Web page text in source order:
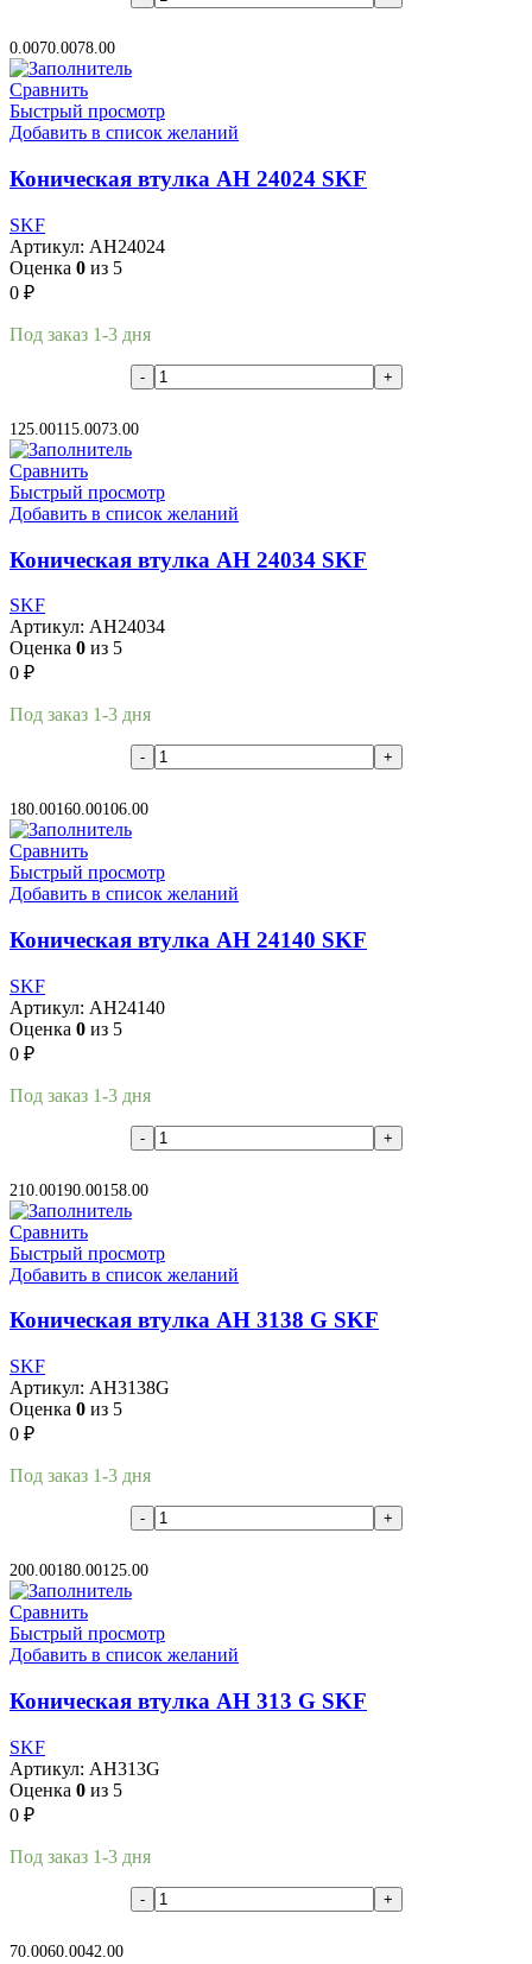
0.0070.0078.00
Сравнить
Быстрый просмотр
Добавить в список желаний
Коническая втулка AH 24024 SKF
SKF
Артикул: AH24024
Оценка 0 из 5
0 ₽
Под заказ 1-3 дня
125.00115.0073.00
Сравнить
Быстрый просмотр
Добавить в список желаний
Коническая втулка AH 24034 SKF
SKF
Артикул: AH24034
Оценка 0 из 5
0 ₽
Под заказ 1-3 дня
180.00160.00106.00
Сравнить
Быстрый просмотр
Добавить в список желаний
Коническая втулка AH 24140 SKF
SKF
Артикул: AH24140
Оценка 0 из 5
0 ₽
Под заказ 1-3 дня
210.00190.00158.00
Сравнить
Быстрый просмотр
Добавить в список желаний
Коническая втулка AH 3138 G SKF
SKF
Артикул: AH3138G
Оценка 0 из 5
0 ₽
Под заказ 1-3 дня
200.00180.00125.00
Сравнить
Быстрый просмотр
Добавить в список желаний
Коническая втулка AH 313 G SKF
SKF
Артикул: AH313G
Оценка 0 из 5
0 ₽
Под заказ 1-3 дня
70.0060.0042.00